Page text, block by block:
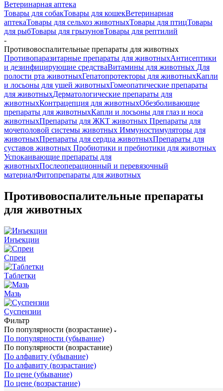
Ветеринарная аптека
Товары для собакТовары для кошекВетеринарная
аптекаТовары для сельхоз животныхТовары для птицТовары
для рыбТовары для грызуновТовары для рептилий
-
Противовоспалительные препараты для животных
Противопаразитарные препараты для животныхАнтисептики
и дезинфицирующие средстваВитамины для животных Для
полости рта животныхГепатопротекторы для животныхКапли
и лосьоны для ушей животныхГомеопатические препараты
для животныхДерматологические препараты для
животныхКонтрацепция для животныхОбезболивающие
препараты для животныхКапли и лосьоны для глаз и носа
животныхПрепараты для ЖКТ животных Препараты для
мочеполовой системы животных Иммуностимуляторы для
животныхПрепараты для сердца животныхПрепараты для
суставов животных Пробиотики и пребиотики для животных
Успокаивающие препараты для
животныхПослеоперационный и перевязочный
материалФитопрепараты для животных
Противовоспалительные препараты
для животных
Инъекции
Спреи
Таблетки
Мазь
Суспензии
Фильтр
По популярности (возрастание)
По популярности (убывание)
По популярности (возрастание)
По алфавиту (убывание)
По алфавиту (возрастание)
По цене (убывание)
По цене (возрастание)